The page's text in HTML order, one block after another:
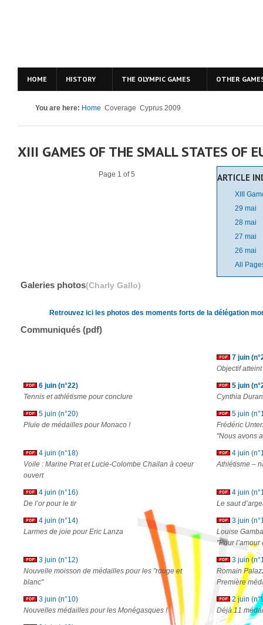
HOME HISTORY THE OLYMPIC GAMES OTHER
You are here: Home Coverage Cyprus 2009
XIII GAMES OF THE SMALL STATES OF
ARTICLE
XIII
29 mai
28 mai
27 mai
26 mai
All
Page 1 of 5
Galeries photos(Charly Gallo)
Retrouvez ici les photos des moments forts de la délégation
Communiqués (pdf)
7 juin
Objectif
6 juin (n°22)
Tennis et athlétisme pour conclure
5 juin
Cynthia
5 juin (n°20)
Pluie de médailles pour Monaco !
5 juin
Frédéric
"Nous avons
4 juin (n°18)
Voile : Marine Prat et Lucie-Colombe Chailan à coeur
ouvert
4 juin
Athlétisme –
4 juin (n°16)
De l’or pour le tir
4 juin
Le saut
4 juin (n°14)
Larmes de joie pour Eric Lanza
3 juin
Louise
"Pour
3 juin (n°12)
Nouvelle moisson de médailles pour les "rouge et
blanc"
3 juin
Romain
Première
3 juin (n°10)
Nouvelles médailles pour les Monégasques !
2 juin
Déjà 11